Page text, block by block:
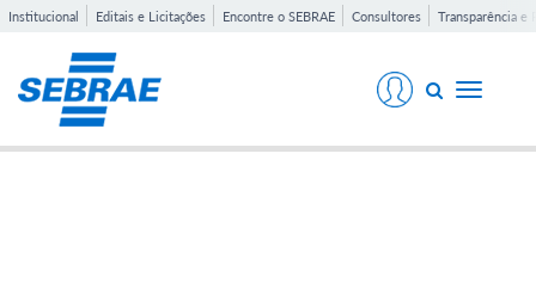
Institucional Editais e Licitações Encontre o SEBRAE Consultores Transparência e
Toggle